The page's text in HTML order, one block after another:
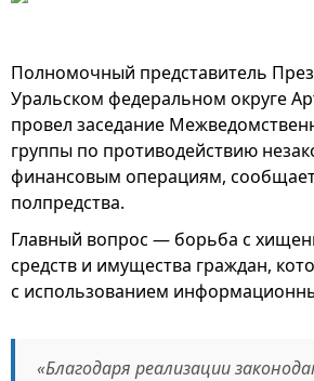
Полномочный представитель
Уральском федеральном округе
провел заседание
группы по противодействию
финансовым операциям,
полпредства.
Главный вопрос — борьба с
средств и имущества граждан,
с использованием
«Благодаря реализации